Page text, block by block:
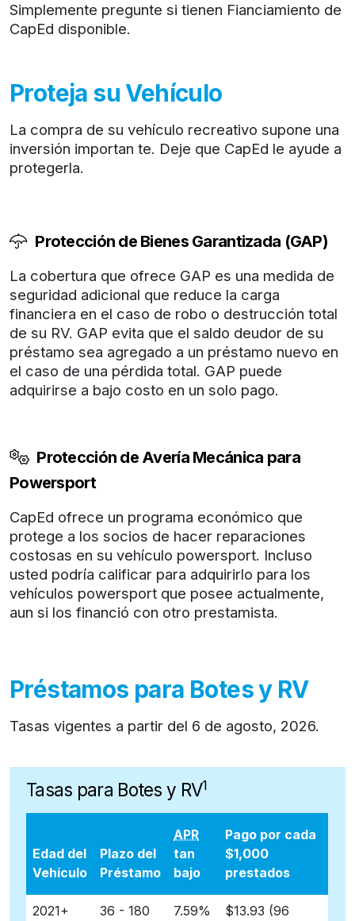
Simplemente pregunte si tienen Fianciamiento de
CapEd disponible.
Proteja su Vehículo
La compra de su vehículo recreativo supone una
inversión importan te. Deje que CapEd le ayude a
protegerla.
Protección de Bienes Garantizada (GAP)
La cobertura que ofrece GAP es una medida de
seguridad adicional que reduce la carga
financiera en el caso de robo o destrucción total
de su RV. GAP evita que el saldo deudor de su
préstamo sea agregado a un préstamo nuevo en
el caso de una pérdida total. GAP puede
adquirirse a bajo costo en un solo pago.
Protección de Avería Mecánica para
Powersport
CapEd ofrece un programa económico que
protege a los socios de hacer reparaciones
costosas en su vehículo powersport. Incluso
usted podría calificar para adquirirlo para los
vehículos powersport que posee actualmente,
aun si los financió con otro prestamista.
Préstamos para Botes y RV
Tasas vigentes a partir del 6 de agosto, 2026.
Tasas para Botes y RV1
Edad del
Vehículo
Plazo del
Préstamo
APR
tan
bajo
Pago por cada
$1,000
prestados
2021+
36 - 180
7.59%
$13.93 (96